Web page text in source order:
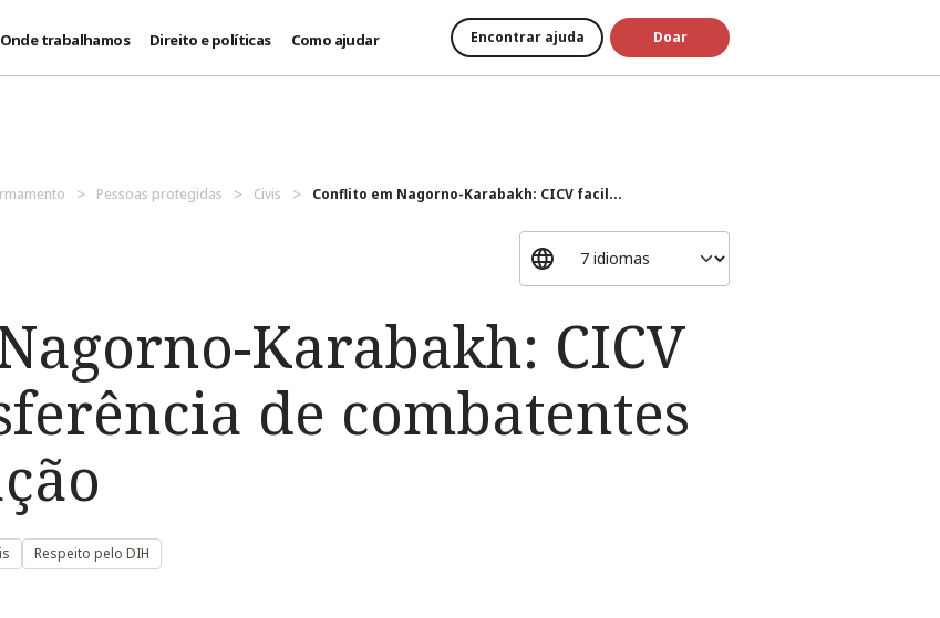
Onde trabalhamos Direito e políticas Como ajudar Encontrar ajuda Doar
Pessoas protegidas Civis Conflito em Nagorno-Karabakh: CICV facil...
Karabakh: CICV
de combatentes
Respeito pelo DIH